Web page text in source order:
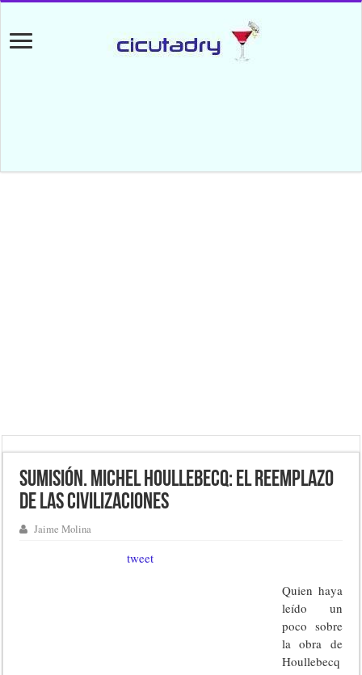
Sumisión. Michel Houllebecq: el reemplazo
de las civilizaciones
Jaime Molina
tweet
Quien haya
leído un
poco sobre
la obra de
Houllebecq